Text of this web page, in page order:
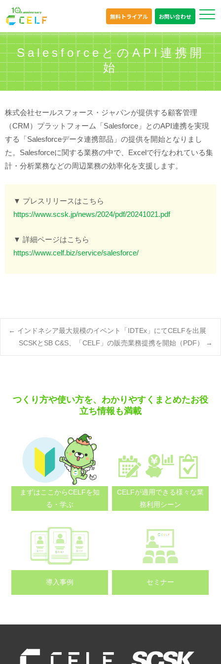
無料トライアル お問い合わせ
SalesforceとのAPI連携開
始
株式会社セールスフォース・ジャパンが提供する顧客管理
（CRM）プラットフォーム「Salesforce」とのAPI連携を実現
する「Salesforceデータ連携部品」の提供を開始となりまし
た。Salesforceに関する業務の中で、Excelで行なわれている集
計・分析業務などの周辺業務の効率化を支援します。
▼ プレスリリースはこちら
https://www.scsk.jp/news/2024/pdf/20241021.pdf
▼ 詳細ページはこちら
https://www.celf.biz/service/salesforce/
Post
← インドネシア最大規模のイベント「IDTEx」にてCELFを出展
SCSKとSB C&S、「CELF」の販売業務提携を開始（PDF）
→
つくり方や使い方を、わかりやすくまとめたお役
立ち情報も満載
まずはここからCELFを知
る・学ぶ
CELFが適用できる様々な業
務利用シーン
導入事例 セミナー